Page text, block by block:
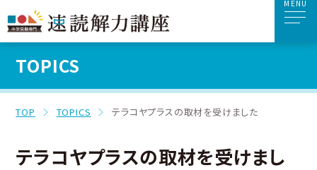
MENU
TOPICS
TOP TOPICS テラコヤプラスの取材を受けました
テラコヤプラスの取材を受けまし